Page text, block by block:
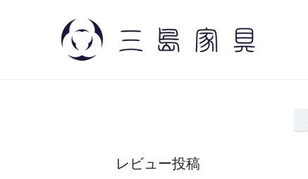
レビュー投稿